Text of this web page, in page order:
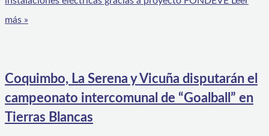
más »
Coquimbo, La Serena y Vicuña disputarán el
campeonato intercomunal de “Goalball” en
Tierras Blancas